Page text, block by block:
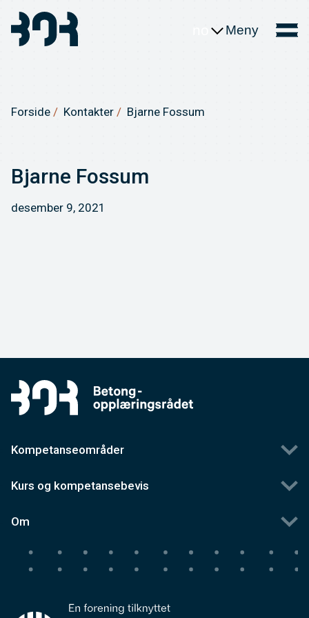
Meny
Forside Kontakter Bjarne Fossum
Bjarne Fossum
desember 9, 2021
Kompetanseområder
Kurs og kompetansebevis
Om